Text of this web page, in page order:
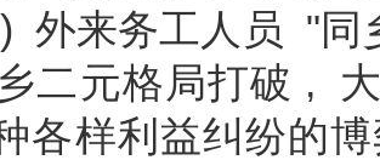
来务工人员 "同
二元格局打破 ,
各样利益纠纷的